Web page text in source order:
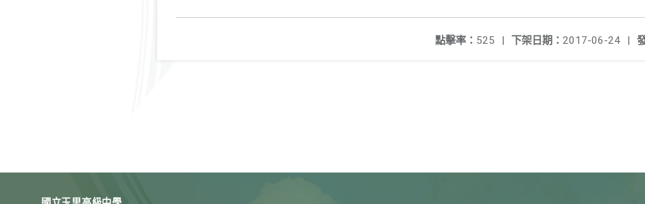
下架日期： 2017-06-24 |
點擊率： 525 |